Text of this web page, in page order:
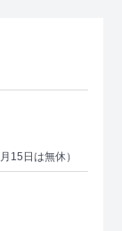
15日は無休）